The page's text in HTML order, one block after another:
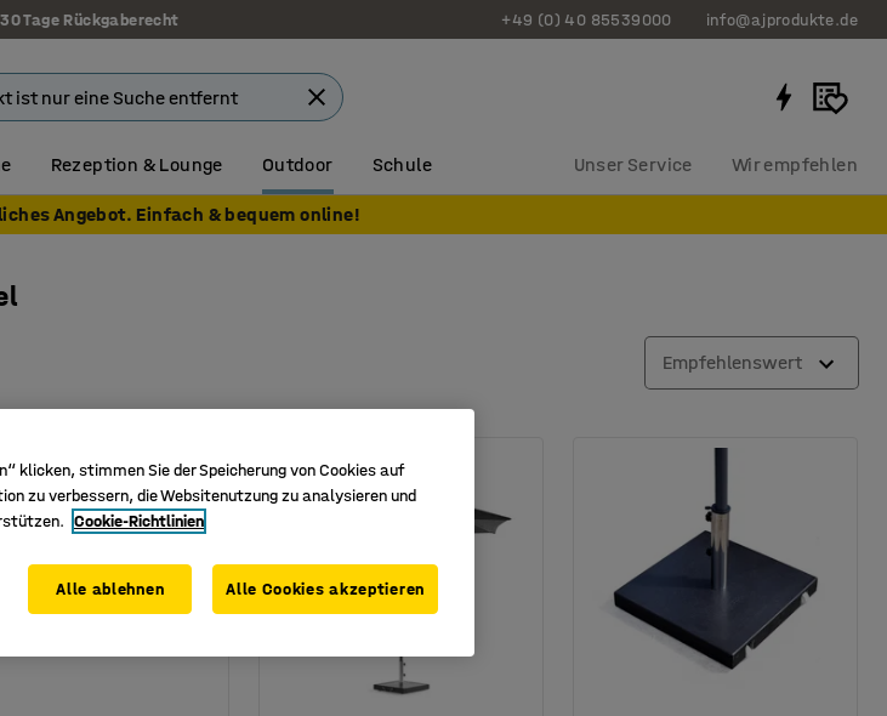
30 Tage Rückgaberecht +49 (0) 40 85539000 info@ajprodukte.de
Rezeption & Lounge Outdoor Schule Unser Service Wir empfehlen
Angebot. Einfach & bequem online!
Empfehlenswert
Paket
klicken, stimmen Sie der Speicherung von Cookies auf
zu verbessern, die Websitenutzung zu analysieren und
Cookie-Richtlinien
Alle ablehnen Alle Cookies akzeptieren